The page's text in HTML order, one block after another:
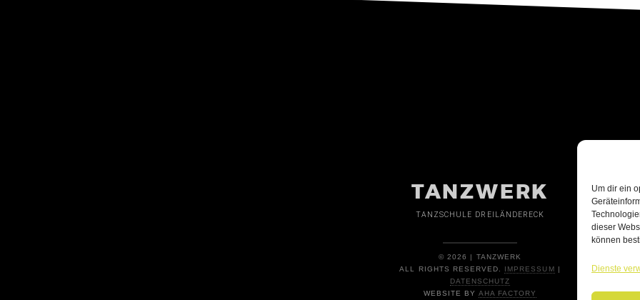
Um dir ein
dieser
können
Dienste
TANZWERK
TANZSCHULE DREILÄNDERECK
© 2026 | TANZWERK
ALL RIGHTS RESERVED. IMPRESSUM |
DATENSCHUTZ
WEBSITE BY AHA FACTORY